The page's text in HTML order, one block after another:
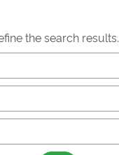
the search results.